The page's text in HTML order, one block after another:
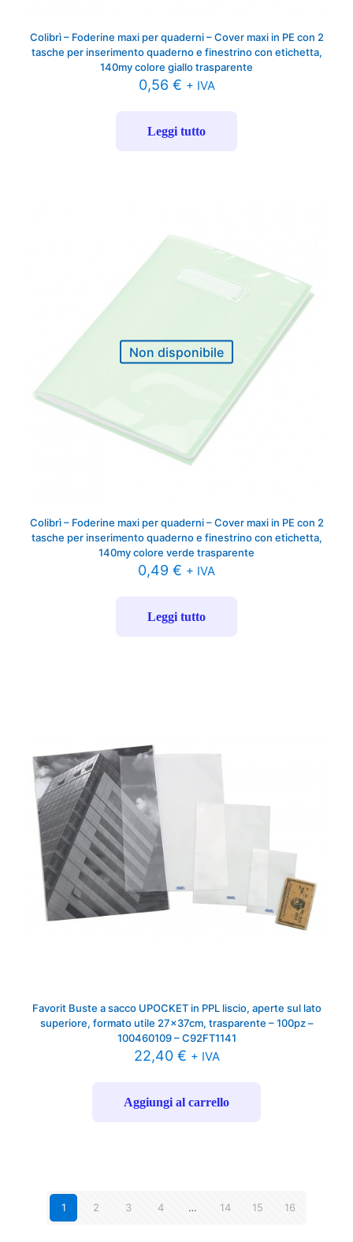
Colibrì – Foderine maxi per quaderni – Cover maxi in PE con 2
tasche per inserimento quaderno e finestrino con etichetta,
140my colore giallo trasparente
0,56 € + IVA
Leggi tutto
Non disponibile
Colibrì – Foderine maxi per quaderni – Cover maxi in PE con 2
tasche per inserimento quaderno e finestrino con etichetta,
140my colore verde trasparente
0,49 € + IVA
Leggi tutto
Favorit Buste a sacco UPOCKET in PPL liscio, aperte sul lato
superiore, formato utile 27x37cm, trasparente – 100pz –
100460109 – C92FT1141
22,40 € + IVA
Aggiungi al carrello
1 2 3 4 … 14 15 16